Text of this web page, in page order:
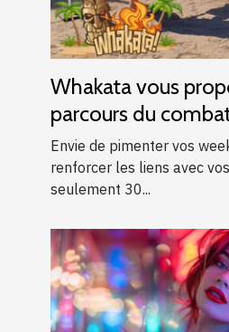
Whakata vous
parcours du
d’exception près
Provence !
Envie de pimenter vos
renforcer les liens avec
seulement 30...